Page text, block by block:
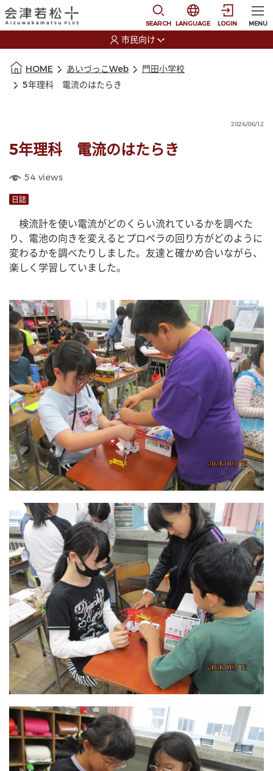
SEARCH
選択すると言語の切
LANGUAGE LOGIN MENU
市民向け
HOME あいづっこWeb
門田小学校
5年理科 電流のはたらき
2026/06/12
5年理科 電流のはたらき
54 views
日誌
検流計を使い電流がどのくらい流れているかを調べた
り、電池の向きを変えるとプロペラの回り方がどのように
変わるかを調べたりしました。友達と確かめ合いながら、
楽しく学習していました。